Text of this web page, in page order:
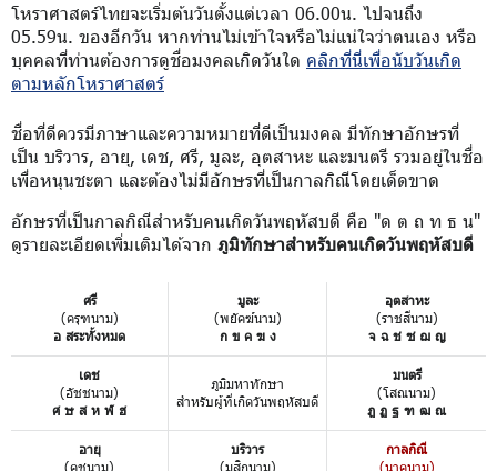
โหราศาสตร์ไทยจะเริ่มต้นวันตั้งแต่เวลา 06.00น. ไปจนถึง
05.59น. ของอีกวัน หากท่านไม่เข้าใจหรือไม่แน่ใจว่าตนเอง หรือ
บุคคลที่ท่านต้องการดูชื่อมงคลเกิดวันใด คลิกที่นี่เพื่อนับวันเกิด
ตามหลักโหราศาสตร์
ชื่อที่ดีควรมีภาษาและความหมายที่ดีเป็นมงคล มีทักษาอักษรที่
เป็น บริวาร, อายุ, เดช, ศรี, มูละ, อุตสาหะ และมนตรี รวมอยู่ในชื่อ
เพื่อหนุนชะตา และต้องไม่มีอักษรที่เป็นกาลกิณีโดยเด็ดขาด
อักษรที่เป็นกาลกิณีสำหรับคนเกิดวันพฤหัสบดี คือ "ด ต ถ ท ธ น"
ดูรายละเอียดเพิ่มเติมได้จาก ภูมิทักษาสำหรับคนเกิดวันพฤหัสบดี
ศรี
(ครุฑนาม)
อ สระทั้งหมด
มูละ
(พยัคฆ์นาม)
ก ข ค ฆ ง
อุตสาหะ
(ราชสีนาม)
จ ฉ ช ซ ฌ ญ
เดช
(อัชชนาม)
ศ ษ ส ห ฬ ฮ
ภูมิมหาทักษา
สำหรับผู้ที่เกิดวันพฤหัสบดี
มนตรี
(โสณนาม)
ฎ ฏ ฐ ฑ ฒ ณ
อายุ
(คชนาม)
บริวาร
(มุสิกนาม)
กาลกิณี
(นาคนาม)